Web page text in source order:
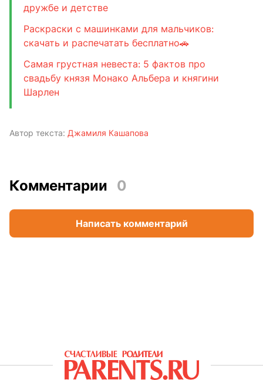
дружбе и детстве
Раскраски с машинками для мальчиков:
скачать и распечатать бесплатно🚗
Самая грустная невеста: 5 фактов про
свадьбу князя Монако Альбера и княгини
Шарлен
Автор текста: Джамиля Кашапова
Комментарии 0
Написать комментарий